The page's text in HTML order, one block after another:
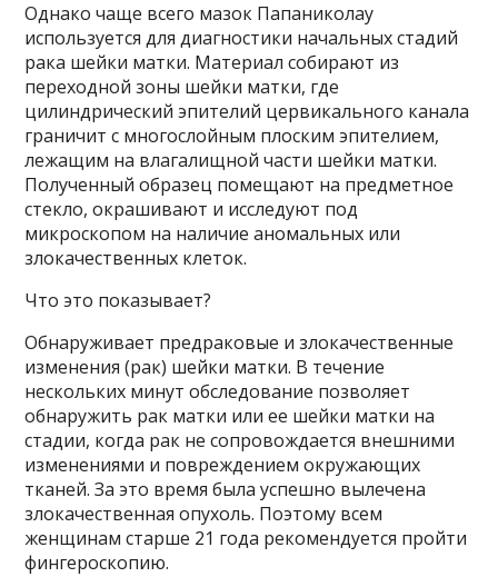
Однако чаще всего мазок Папаниколау
используется для диагностики начальных стадий
рака шейки матки. Материал собирают из
переходной зоны шейки матки, где
цилиндрический эпителий цервикального канала
граничит с многослойным плоским эпителием,
лежащим на влагалищной части шейки матки.
Полученный образец помещают на предметное
стекло, окрашивают и исследуют под
микроскопом на наличие аномальных или
злокачественных клеток.
Что это показывает?
Обнаруживает предраковые и злокачественные
изменения (рак) шейки матки. В течение
нескольких минут обследование позволяет
обнаружить рак матки или ее шейки матки на
стадии, когда рак не сопровождается внешними
изменениями и повреждением окружающих
тканей. За это время была успешно вылечена
злокачественная опухоль. Поэтому всем
женщинам старше 21 года рекомендуется пройти
фингероскопию.